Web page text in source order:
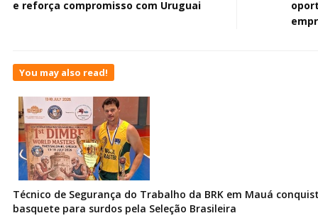
e reforça compromisso com Uruguai
You may also read!
Técnico de Segurança do Trabalho da BRK em Mauá
basquete para surdos pela Seleção Brasileira